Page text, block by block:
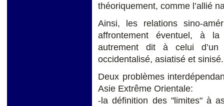
théoriquement, comme l’allié
Ainsi, les relations sino-
affrontement éventuel, à la
autrement dit à celui
occidentalisé, asiatisé et sinisé.
Deux problèmes
Asie Extrême Orientale:
-la définition des "limites" à